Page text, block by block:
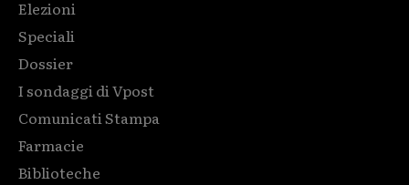
Elezioni
Speciali
Dossier
I sondaggi di Vpost
Comunicati Stampa
Farmacie
Biblioteche